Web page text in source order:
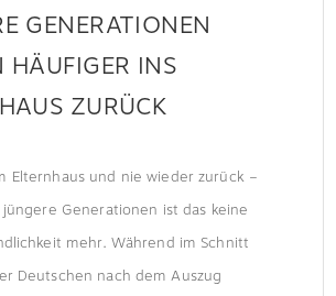
GENERATIONEN
HÄUFIGER INS
ZURÜCK
Elternhaus und nie wieder zurück –
Generationen ist das keine
mehr. Während im Schnitt
Deutschen nach dem Auszug